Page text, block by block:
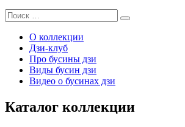
О коллекции
Дзи-клуб
Про бусины дзи
Виды бусин дзи
Видео о бусинах дзи
Каталог коллекции